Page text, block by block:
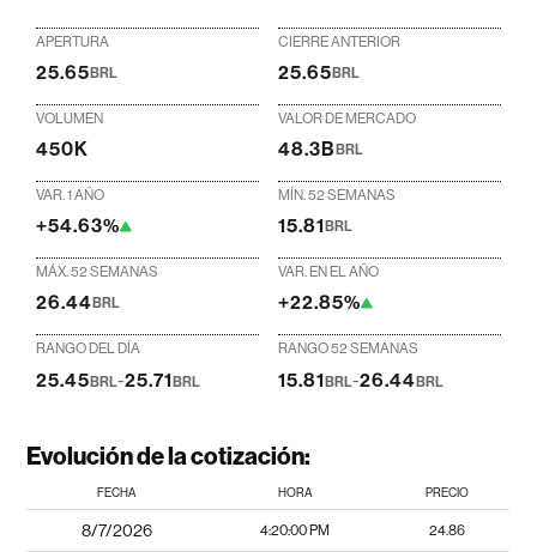
APERTURA
25.65BRL
CIERRE ANTERIOR
25.65BRL
VOLUMEN
450K
VALOR DE MERCADO
48.3BBRL
VAR. 1 AÑO
+54.63%
MÍN. 52 SEMANAS
15.81BRL
MÁX. 52 SEMANAS
26.44BRL
VAR. EN EL AÑO
+22.85%
RANGO DEL DÍA
25.45BRL-25.71BRL
RANGO 52 SEMANAS
15.81 BRL-26.44 BRL
Evolución de la cotización:
FECHA HORA PRECIO
8/7/2026 4:20:00 PM 24.86